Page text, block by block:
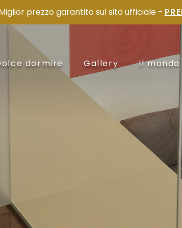
prezzo garantito sul sito ufficiale -
dormire Gallery Il mondo